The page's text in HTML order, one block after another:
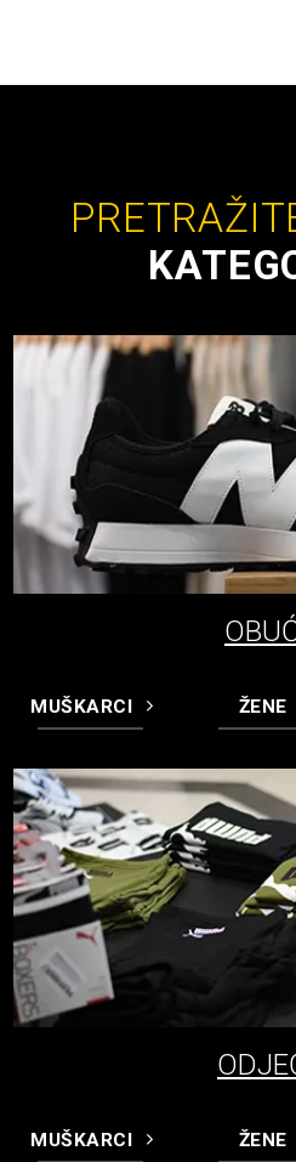
MUŠKARCI ŽENE
MUŠKARCI ŽENE